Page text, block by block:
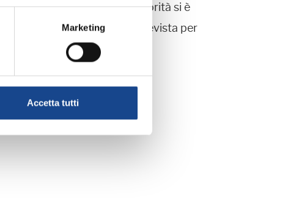
Marketing
Accetta tutti
degli interessati. L'Autorità si è
amministrativa prevista per